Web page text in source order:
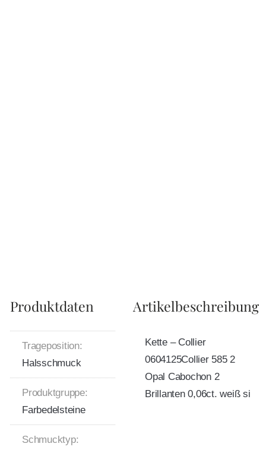
Produktdaten
Trageposition:
Halsschmuck
Produktgruppe:
Farbedelsteine
Schmucktyp:
Artikelbeschreibung
Kette – Collier
0604125Collier 585 2
Opal Cabochon 2
Brillanten 0,06ct. weiß si